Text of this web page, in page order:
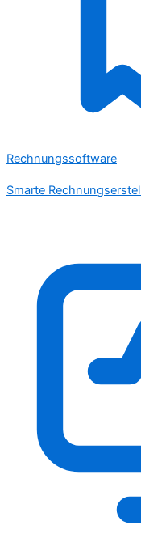
Rechnungssoftware
Smarte